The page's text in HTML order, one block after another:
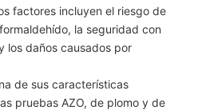
factores incluyen el riesgo de
la seguridad con
los daños causados ​​por
de sus características
pruebas AZO, de plomo y de